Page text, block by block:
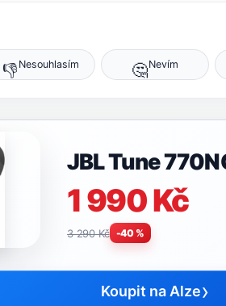
👎 Nesouhlasím 🤔Nevím
JBL Tune
1 990 Kč
3 290 Kč -40 %
Koupit na Alze›